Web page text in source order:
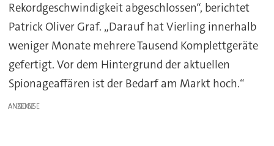
Rekordgeschwindigkeit abgeschlossen“, berichtet
Patrick Oliver Graf. „Darauf hat Vierling innerhalb
weniger Monate mehrere Tausend Komplettgeräte
gefertigt. Vor dem Hintergrund der aktuellen
Spionageaffären ist der Bedarf am Markt hoch.“
ANZEIGE